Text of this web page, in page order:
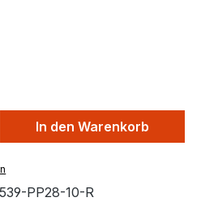
den
In den Warenkorb
PP28-10-R